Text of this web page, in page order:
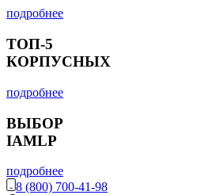
подробнее
ТОП-5
КОРПУСНЫХ
подробнее
ВЫБОР
IAMLP
подробнее
8 (800) 700-41-98